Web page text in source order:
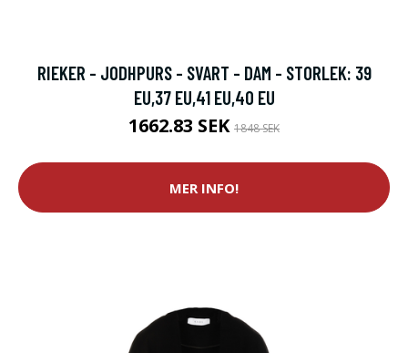
RIEKER - JODHPURS - SVART - DAM - STORLEK: 39
EU,37 EU,41 EU,40 EU
1662.83 SEK 1848 SEK
MER INFO!